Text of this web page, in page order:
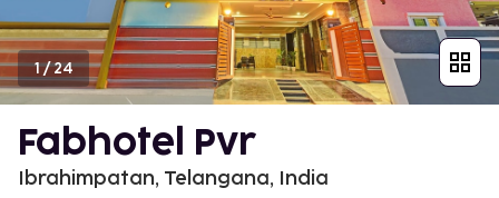
1/24
Fabhotel Pvr
Ibrahimpatan, Telangana, India